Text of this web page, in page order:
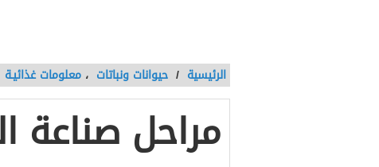
الرئيسية / حيوانات ونباتات ، معلومات غذائيـة
مراحل صناعة